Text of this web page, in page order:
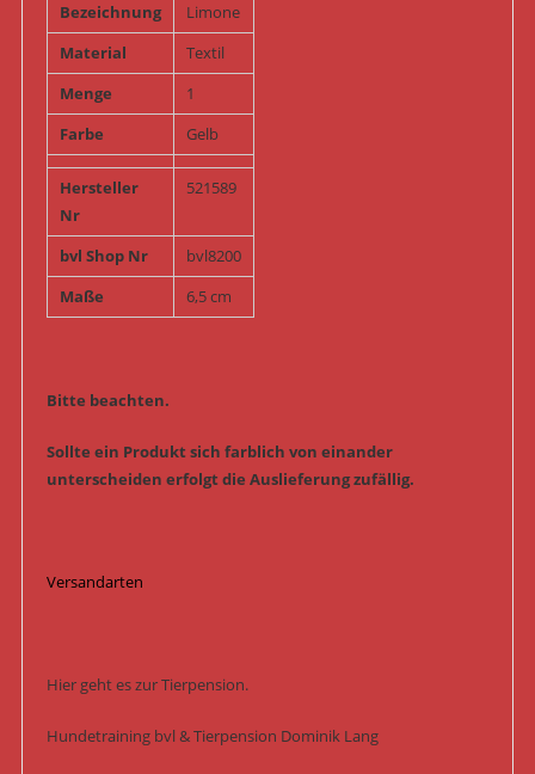
Bezeichnung
Limone
Material
Textil
Menge
1
Farbe
Gelb
Hersteller
Nr
521589
bvl Shop Nr
bvl8200
Maße
6,5 cm
Bitte beachten.
Sollte ein Produkt sich farblich von einander
unterscheiden erfolgt die Auslieferung zufällig.
Versandarten
Hier geht es zur Tierpension.
Hundetraining bvl & Tierpension Dominik Lang